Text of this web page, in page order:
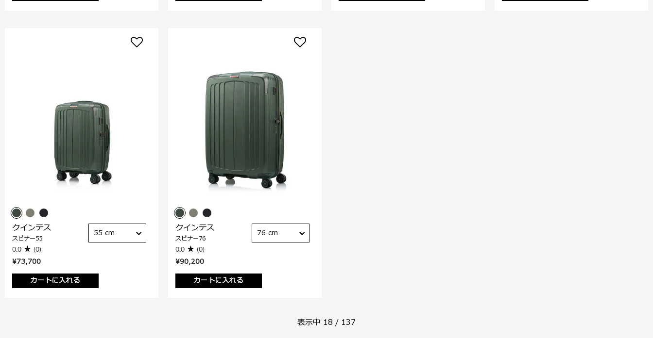
¥73,700
カートに入れる
クインテス
スピナー55
0.0 (0)
55 cm
¥90,200
カートに入れる
クインテス
スピナー76
0.0 (0)
76 cm
表示中 18 / 137